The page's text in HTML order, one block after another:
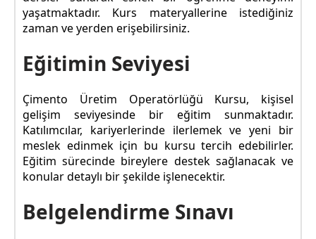
yaşatmaktadır. Kurs materyallerine istediğiniz
zaman ve yerden erişebilirsiniz.
Eğitimin Seviyesi
Çimento Üretim Operatörlüğü Kursu, kişisel
gelişim seviyesinde bir eğitim sunmaktadır.
Katılımcılar, kariyerlerinde ilerlemek ve yeni bir
meslek edinmek için bu kursu tercih edebilirler.
Eğitim sürecinde bireylere destek sağlanacak ve
konular detaylı bir şekilde işlenecektir.
Belgelendirme Sınavı